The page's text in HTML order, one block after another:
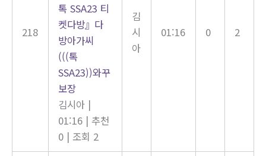
218
톡 SSA23 티
켓다방』다
방아가씨
(((톡
SSA23))와꾸
보장
김시아 |
01:16 | 추천
0 | 조회 2
김
시
아
01:16 0 2